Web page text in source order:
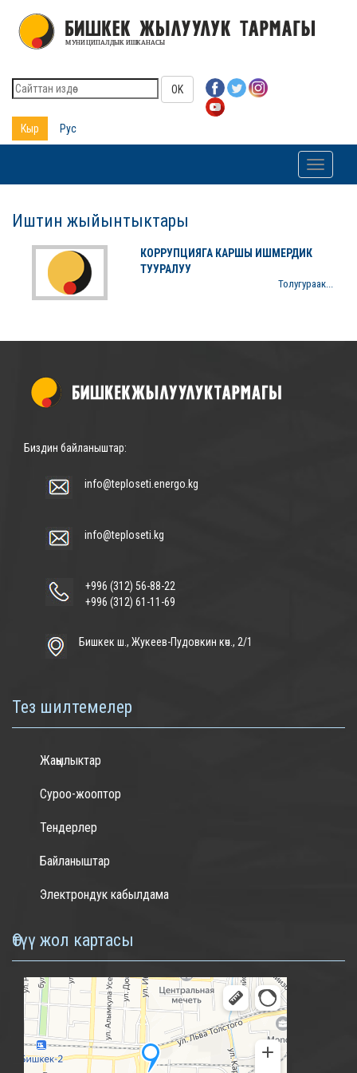
OK
Кыр Рус
Toggle
Иштин жыйынтыктары
КОРРУПЦИЯГА КАРШЫ ИШМЕРДИК
ТУУРАЛУУ
Толугураак...
Биздин байланыштар:
info@teploseti.energo.kg
info@teploseti.kg
+996 (312) 56-88-22
+996 (312) 61-11-69
Бишкек ш., Жукеев-Пудовкин көч., 2/1
Тез шилтемелер
Жаңылыктар
Суроо-жооптор
Тендерлер
Байланыштар
Электрондук кабылдама
Өтүү жол картасы